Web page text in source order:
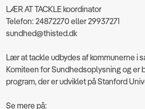
LÆR AT TACKLE koordinator
Telefon: 24872270 eller 29937271
sundhed@thisted.dk
Lær at tackle udbydes af kommunerne i
Komiteen for Sundhedsoplysning og er
program, der er udviklet på Stanford
Se mere på: